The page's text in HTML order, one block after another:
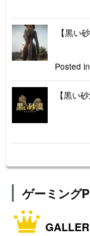
【黒い
Posted in
【黒い
ゲーミング